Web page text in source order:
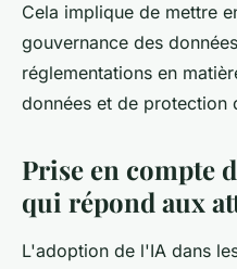
Cela implique de mettre
gouvernance des
réglementations en
données et de protection
Prise en compte
qui répond aux
L'adoption de l'IA dans